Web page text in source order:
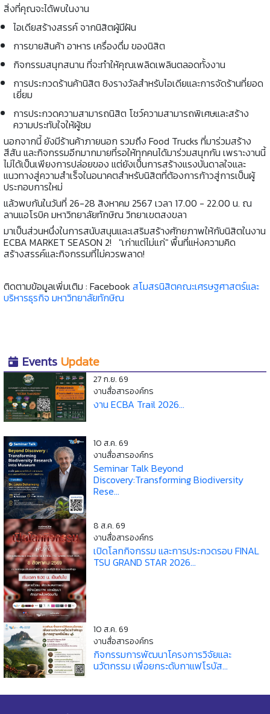
สิ่งที่คุณจะได้พบในงาน
ไอเดียสร้างสรรค์ จากนิสิตผู้มีฝัน
การขายสินค้า อาหาร เครื่องดื่ม ของนิสิต
กิจกรรมสนุกสนาน ที่จะทำให้คุณเพลิดเพลินตลอดทั้งงาน
การประกวดร้านค้านิสิต ชิงรางวัลสำหรับไอเดียและการจัดร้านที่ยอด
เยี่ยม
การประกวดความสามารถนิสิต โชว์ความสามารถพิเศษและสร้าง
ความประทับใจให้ผู้ชม
นอกจากนี้ ยังมีร้านค้าภายนอก รวมถึง Food Trucks ที่มาร่วมสร้าง
สีสัน และกิจกรรมอีกมากมายที่รอให้ทุกคนได้มาร่วมสนุกกัน เพราะงานนี้
ไม่ได้เป็นเพียงการปล่อยของ แต่ยังเป็นการสร้างแรงบันดาลใจและ
แนวทางสู่ความสำเร็จในอนาคตสำหรับนิสิตที่ต้องการก้าวสู่การเป็นผู้
ประกอบการใหม่
แล้วพบกันในวันที่ 26-28 สิงหาคม 2567 เวลา 17.00 - 22.00 น. ณ
ลานแอโรบิค มหาวิทยาลัยทักษิณ วิทยาเขตสงขลา
มาเป็นส่วนหนึ่งในการสนับสนุนและเสริมสร้างศักยภาพให้กับนิสิตในงาน
ECBA MARKET SEASON 2! "เก่าแต่ไม่แก่" พื้นที่แห่งความคิด
สร้างสรรค์และกิจกรรมที่ไม่ควรพลาด!
ติดตามข้อมูลเพิ่มเติม : Facebook สโมสรนิสิตคณะเศรษฐศาสตร์และ
บริหารธุรกิจ มหาวิทยาลัยทักษิณ
Events Update
27 ก.ย. 69
งานสื่อสารองค์กร
งาน ECBA Trail 2026...
10 ส.ค. 69
งานสื่อสารองค์กร
Seminar Talk Beyond
Discovery:Transforming Biodiversity
Rese...
8 ส.ค. 69
งานสื่อสารองค์กร
เปิดโลกกิจกรรม และการประกวดรอบ FINAL
TSU GRAND STAR 2026...
10 ส.ค. 69
งานสื่อสารองค์กร
กิจกรรมการพัฒนาโครงการวิจัยและ
นวัตกรรม เพื่อยกระดับกาแฟโรบัส...